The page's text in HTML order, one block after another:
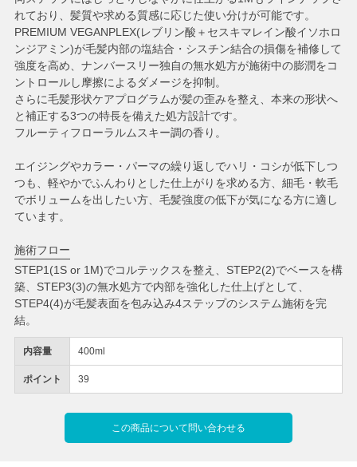
内容量 400ml
ポイント 39
この商品について問い合わせる
れており、髪質や求める質感に応じた使い分けが可能です。
PREMIUM VEGANPLEX(レブリン酸＋セスキマレイン酸イソホロ
ンジアミン)が毛髪内部の塩結合・シスチン結合の損傷を補修して
強度を高め、ナンバースリー独自の無水処方が施術中の膨潤をコ
ントロールし摩擦によるダメージを抑制。
さらに毛髪形状ケアプログラムが髪の歪みを整え、本来の形状へ
と補正する3つの特長を備えた処方設計です。
フルーティフローラルムスキー調の香り。
エイジングやカラー・パーマの繰り返しでハリ・コシが低下しつ
つも、軽やかでふんわりとした仕上がりを求める方、細毛・軟毛
でボリュームを出したい方、毛髪強度の低下が気になる方に適し
ています。
施術フロー
STEP1(1S or 1M)でコルテックスを整え、STEP2(2)でベースを構
築、STEP3(3)の無水処方で内部を強化した仕上げとして、
STEP4(4)が毛髪表面を包み込み4ステップのシステム施術を完
結。